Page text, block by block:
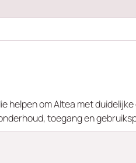
helpen om Altea met
toegang en